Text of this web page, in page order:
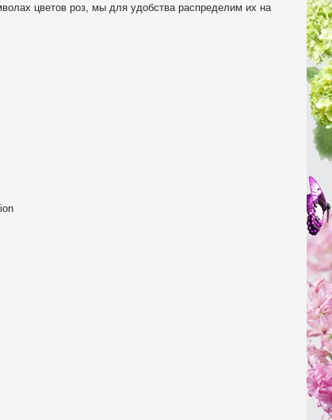
цветов роз, мы для удобства распределим их на